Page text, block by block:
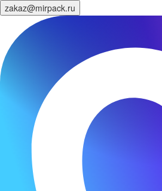
zakaz@mirpack.ru